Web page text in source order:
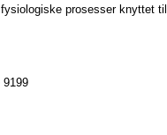
prosesser knyttet
9199